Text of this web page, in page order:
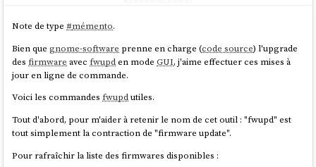
Cela lui a permis aussi de se consacrer fortement sur l'expérience
utilisateur.
Après avoir testé l'application, je constate que contrairement à
gnome-software, toutes les tâches s'exécutent de manière
asynchrone. À la différence degnome-software
, ce qui rend l'expérience utilisateurexcellente 🙂.
Note de type #mémento.
Bien que gnome-software prenne en charge (code source) l'upgrade
desfirmware avecfwupden modeGUI, j'aime effectuer ces mises à
jour en ligne de commande.
Voici les commandesfwupdutiles.
Tout d'abord, pour m'aider à retenir le nom de cet outil : "fwupd" est
tout simplement la contraction de "firmware update".
Pour rafraîchir la liste des firmwares disponibles :